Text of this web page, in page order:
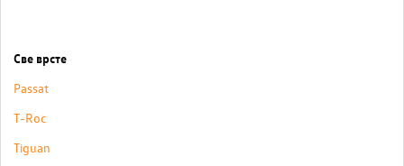
Све врсте
Passat
T-Roc
Tiguan